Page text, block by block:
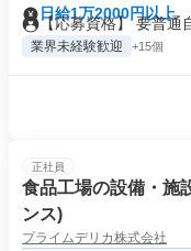
日給1万2000円以上
【応募資格】 要普通
業界未経験歓迎 +15個
正社員
食品工場の設備・施
ンス)
プライムデリカ株式会社